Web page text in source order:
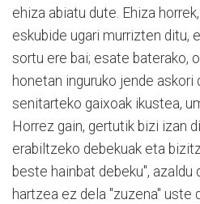
ehiza abiatu dute. Ehiza
eskubide ugari murrizten ditu,
sortu ere bai; esate baterako,
honetan inguruko jende askori
senitarteko gaixoak ikustea,
Horrez gain, gertutik bizi izan
erabiltzeko debekuak eta
beste hainbat debeku", azaldu
hartzea ez dela "zuzena" uste